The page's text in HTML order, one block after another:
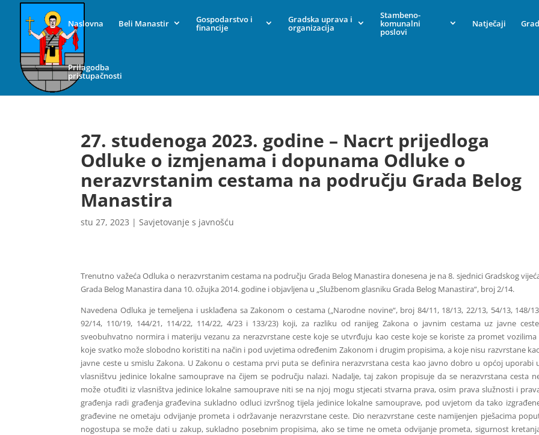
Naslovna Beli Manastir Gospodarstvo i
financije
Gradska uprava i
organizacija
Stambeno-
komunalni
poslovi
Natječaji
Prilagodba
pristupačnosti
27. studenoga 2023. godine – Nacrt prijedloga
Odluke o izmjenama i dopunama Odluke o
nerazvrstanim cestama na području Grada Belog
Manastira
stu 27, 2023 |Savjetovanje s javnošću
Trenutno važeća Odluka o nerazvrstanim cestama na području Grada Belog Manastira donesena je na 8. sjednici Gradskog
Grada Belog Manastira dana 10. ožujka 2014. godine i objavljena u „Službenom glasniku Grada Belog Manastira“, broj 2/14.
Navedena Odluka je temeljena i usklađena sa Zakonom o cestama („Narodne novine“, broj 84/11, 18/13, 22/13, 54/13, 148/
92/14, 110/19, 144/21, 114/22, 114/22, 4/23 i 133/23) koji, za razliku od ranijeg Zakona o javnim cestama uz javne
sveobuhvatno normira i materiju vezanu za nerazvrstane ceste koje se utvrđuju kao ceste koje se koriste za promet vozilima
koje svatko može slobodno koristiti na način i pod uvjetima određenim Zakonom i drugim propisima, a koje nisu razvrstane
javne ceste u smislu Zakona. U Zakonu o cestama prvi puta se definira nerazvrstana cesta kao javno dobro u općoj uporabi
vlasništvu jedinice lokalne samouprave na čijem se području nalazi. Nadalje, taj zakon propisuje da se nerazvrstana cesta
može otuđiti iz vlasništva jedinice lokalne samouprave niti se na njoj mogu stjecati stvarna prava, osim prava služnosti i
građenja radi građenja građevina sukladno odluci izvršnog tijela jedinice lokalne samouprave, pod uvjetom da tako
građevine ne ometaju odvijanje prometa i održavanje nerazvrstane ceste. Dio nerazvrstane ceste namijenjen pješacima
nogostupa se može dati u zakup, sukladno posebnim propisima, ako se time ne ometa odvijanje prometa, sigurnost